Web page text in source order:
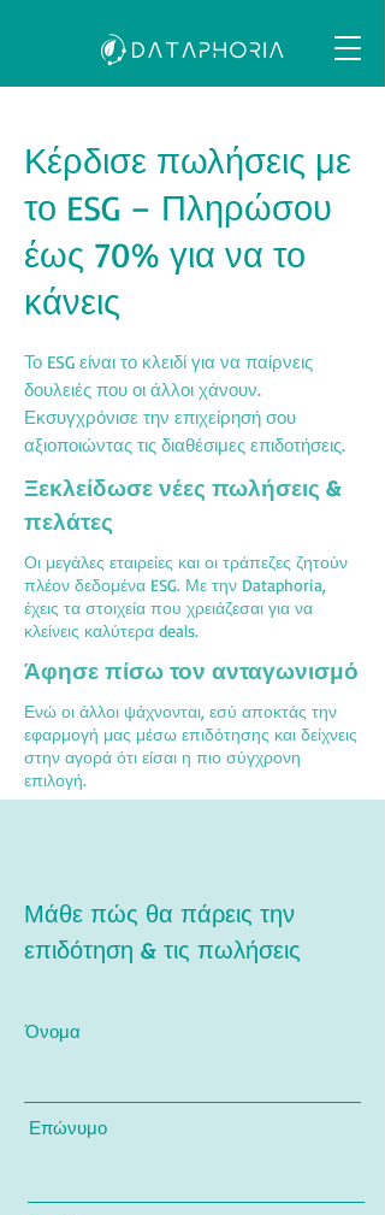
Κέρδισε πωλήσεις με
το ESG – Πληρώσου
έως 70% για να το
κάνεις
Το ESG είναι το κλειδί για να παίρνεις
δουλειές που οι άλλοι χάνουν.
Εκσυγχρόνισε την επιχείρησή σου
αξιοποιώντας τις διαθέσιμες επιδοτήσεις.
Ξεκλείδωσε νέες πωλήσεις &
πελάτες
Οι μεγάλες εταιρείες και οι τράπεζες ζητούν
πλέον δεδομένα ESG. Με την Dataphoria,
έχεις τα στοιχεία που χρειάζεσαι για να
κλείνεις καλύτερα deals.
Άφησε πίσω τον ανταγωνισμό
Ενώ οι άλλοι ψάχνονται, εσύ αποκτάς την
εφαρμογή μας μέσω επιδότησης και δείχνεις
στην αγορά ότι είσαι η πιο σύγχρονη
επιλογή.
Μάθε πώς θα πάρεις την
επιδότηση & τις πωλήσεις
Όνομα
Επώνυμο